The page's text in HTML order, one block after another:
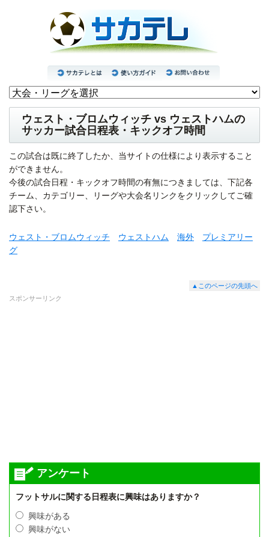
ウェスト・ブロムウィッチ vs ウェストハムの
サッカー試合日程表・キックオフ時間
この試合は既に終了したか、当サイトの仕様により表示すること
ができません。
今後の試合日程・キックオフ時間の有無につきましては、下記各
チーム、カテゴリー、リーグや大会名リンクをクリックしてご確
認下さい。
ウェスト・ブロムウィッチ ウェストハム 海外
プレミアリー
グ
▲このページの先頭へ
スポンサーリンク
アンケート
フットサルに関する日程表に興味はありますか？
興味がある
興味がない